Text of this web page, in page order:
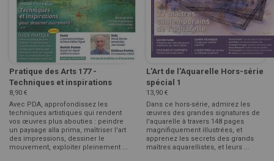
Pratique des Arts 177 -
Techniques et inspirations
8,90 €
Avec PDA, approfondissez les
techniques artistiques qui rendent
vos œuvres plus abouties : peindre
un paysage alla prima, maîtriser l'art
des impressions, dessiner le
mouvement, exploiter pleinement ...
L'Art de l'Aquarelle Hors-série
spécial 1
13,90 €
Dans ce hors-série, admirez les
œuvres des grandes signatures de
l'aquarelle à travers 148 pages
magnifiquement illustrées, et
apprenez les secrets des grands
maîtres aquarellistes, et leurs ...